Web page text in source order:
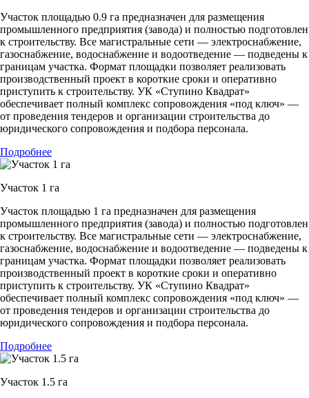
Участок площадью 0.9 га предназначен для размещения
промышленного предприятия (завода) и полностью подготовлен
к строительству. Все магистральные сети — электроснабжение,
газоснабжение, водоснабжение и водоотведение — подведены к
границам участка. Формат площадки позволяет реализовать
производственный проект в короткие сроки и оперативно
приступить к строительству. УК «Ступино Квадрат»
обеспечивает полный комплекс сопровождения «под ключ» —
от проведения тендеров и организации строительства до
юридического сопровождения и подбора персонала.
Подробнее
Участок 1 га
Участок площадью 1 га предназначен для размещения
промышленного предприятия (завода) и полностью подготовлен
к строительству. Все магистральные сети — электроснабжение,
газоснабжение, водоснабжение и водоотведение — подведены к
границам участка. Формат площадки позволяет реализовать
производственный проект в короткие сроки и оперативно
приступить к строительству. УК «Ступино Квадрат»
обеспечивает полный комплекс сопровождения «под ключ» —
от проведения тендеров и организации строительства до
юридического сопровождения и подбора персонала.
Подробнее
Участок 1.5 га